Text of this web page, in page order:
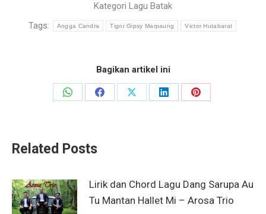
Kategori Lagu Batak
Tags:
Angga Candra Tigor Gipsy Marpaung Victor Hutabarat
Bagikan artikel ini
Share
Share
Share
Share
Share
Related Posts
Lirik dan Chord Lagu Dang Sarupa Au
Tu Mantan Hallet Mi – Arosa Trio